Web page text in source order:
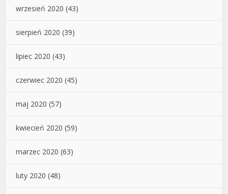
wrzesień 2020 (43)
sierpień 2020 (39)
lipiec 2020 (43)
czerwiec 2020 (45)
maj 2020 (57)
kwiecień 2020 (59)
marzec 2020 (63)
luty 2020 (48)